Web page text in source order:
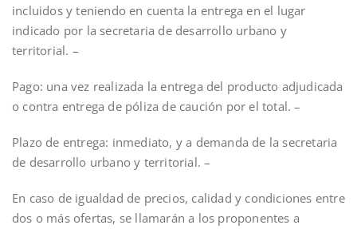
incluidos y teniendo en cuenta la entrega en el lugar
indicado por la secretaria de desarrollo urbano y
territorial. –
Pago: una vez realizada la entrega del producto adjudicada
o contra entrega de póliza de caución por el total. –
Plazo de entrega: inmediato, y a demanda de la secretaria
de desarrollo urbano y territorial. –
En caso de igualdad de precios, calidad y condiciones entre
dos o más ofertas, se llamarán a los proponentes a